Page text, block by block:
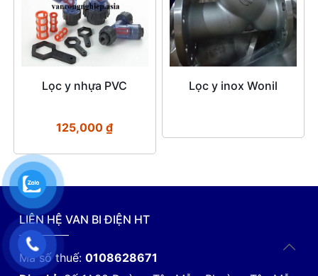
Lọc y nhựa PVC
125,000₫
Lọc y inox Wonil
LIÊN HỆ VAN BI ĐIỆN HT
Mã số thuế: 0108628671